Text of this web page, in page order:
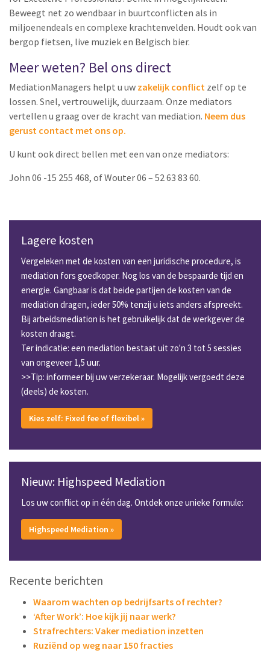
Beweegt net zo wendbaar in buurtconflicten als in
miljoenendeals en complexe krachtenvelden. Houdt ook van
bergop fietsen, live muziek en Belgisch bier.
Meer weten? Bel ons direct
MediationManagers helpt u uw zakelijk conflict zelf op te
lossen. Snel, vertrouwelijk, duurzaam. Onze mediators
vertellen u graag over de kracht van mediation. Neem dus
gerust contact met ons op.
U kunt ook direct bellen met een van onze mediators:
John 06 -15 255 468, of Wouter 06 – 52 63 83 60.
Lagere kosten
Vergeleken met de kosten van een juridische procedure, is
mediation fors goedkoper. Nog los van de bespaarde tijd en
energie. Gangbaar is dat beide partijen de kosten van de
mediation dragen, ieder 50% tenzij u iets anders afspreekt.
Bij arbeidsmediation is het gebruikelijk dat de werkgever de
kosten draagt.
Ter indicatie: een mediation bestaat uit zo'n 3 tot 5 sessies
van ongeveer 1,5 uur.
>>Tip: informeer bij uw verzekeraar. Mogelijk vergoedt deze
(deels) de kosten.
Kies zelf: Fixed fee of flexibel »
Nieuw: Highspeed Mediation
Los uw conflict op in één dag. Ontdek onze unieke formule:
Highspeed Mediation »
Recente berichten
Waarom wachten op bedrijfsarts of rechter?
‘After Work’: Hoe kijk jij naar werk?
Strafrechters: Vaker mediation inzetten
Ruziënd op weg naar 150 fracties